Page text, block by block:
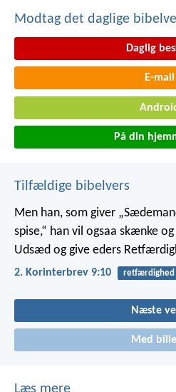
Modtag det daglige
Daglig
E-mail
På din
Tilfældige bibelvers
Men han, som giver
spise,“ han vil ogsaa skænke
Udsæd og give eders
2. Korinterbrev 9:10 retfærdighed
Næste
Med